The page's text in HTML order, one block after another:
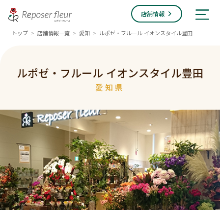
店舗情報
トップ > 店舗情報一覧 > 愛知 > ルポゼ・フルール イオンスタイル豊田
ルポゼ・フルール イオンスタイル豊田
愛知県